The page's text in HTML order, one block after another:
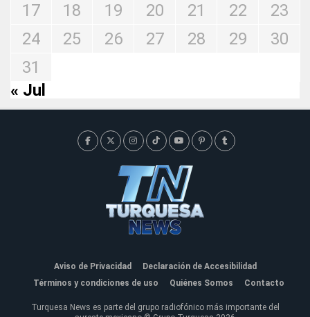
17
18 19 20 21 22
23
24
25 26 27 28 29
30
31
« Jul
Aviso de Privacidad
Declaración de Accesibilidad
Términos y condiciones de uso
Quiénes Somos Contacto
Turquesa News es parte del grupo radiofónico más importante del